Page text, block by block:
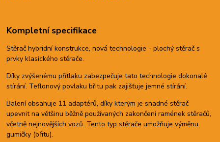
Kompletní specifikace
Stěrač hybridní konstrukce, nová technologie - plochý stěrač s
prvky klasického stěrače.
Díky zvýšenému přítlaku zabezpečuje tato technologie dokonalé
stírání. Teflonový povlaku břitu pak zajišťuje jemné stírání.
Balení obsahuje 11 adaptérů, díky kterým je snadné stěrač
upevnit na většinu běžně používaných zakončení ramének stěračů,
včetně nejnovějších vozů. Tento typ stěrače umožňuje výměnu
gumičky (břitu).